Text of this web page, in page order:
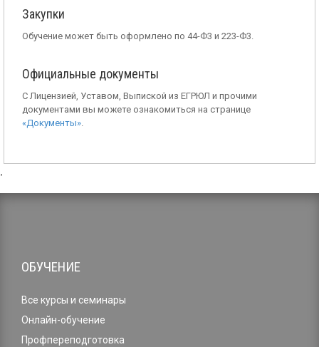
Закупки
Обучение может быть оформлено по 44-Ф3 и 223-Ф3.
Официальные документы
С Лицензией, Уставом, Выпиской из ЕГРЮЛ и прочими
документами вы можете ознакомиться на странице
«Документы».
ОБУЧЕНИЕ
Все курсы и семинары
Онлайн-обучение
Профпереподготовка